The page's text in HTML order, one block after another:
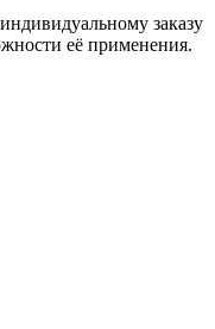
заказу
её применения.